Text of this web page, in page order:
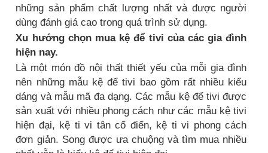
những sản phẩm chất lượng nhất và được người
dùng đánh giá cao trong quá trình sử dụng.
Xu hướng chọn mua kệ để tivi của các gia đình
hiện nay.
Là một món đồ nội thất thiết yếu của mỗi gia đình
nên những mẫu kệ để tivi bao gồm rất nhiều kiểu
dáng và mẫu mã đa dạng. Các mẫu kệ để tivi được
sản xuất với nhiều phong cách như các mẫu kệ tivi
hiện đại, kệ ti vi tân cổ điển, kệ ti vi phong cách
đơn giản. Song được ưa chuộng và tìm mua nhiều